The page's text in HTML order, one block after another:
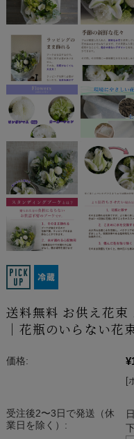
送料無料 お供え花束
｜花瓶のいらない花
価格:
[
受注後2〜3日で発送（休
業日を除く）: